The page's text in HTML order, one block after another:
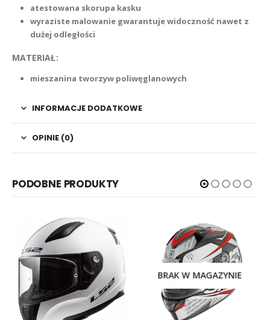
atestowana skorupa kasku
wyraziste malowanie gwarantuje widoczność nawet z
dużej odległości
MATERIAŁ:
mieszanina tworzyw poliwęglanowych
INFORMACJE DODATKOWE
OPINIE (0)
PODOBNE PRODUKTY
BRAK W MAGAZYNIE